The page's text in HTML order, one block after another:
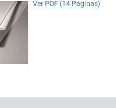
Ver PDF (14 Páginas)​​​​